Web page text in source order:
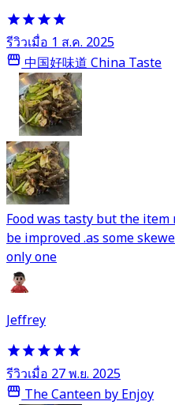
รีวิวเมื่อ 1 ส.ค. 2025
中国好味道 China Taste
Food was tasty but the
be improved .as some
only one
Jeffrey
รีวิวเมื่อ 27 พ.ย. 2025
The Canteen by Enjoy